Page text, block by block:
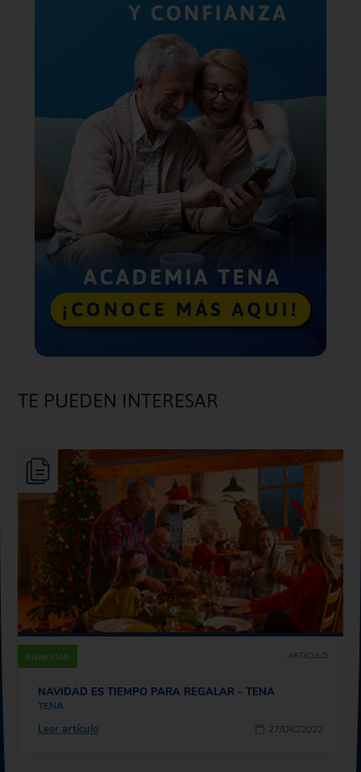
TE PUEDEN INTERESAR
BIENESTAR ARTÍCULO
NAVIDAD ES TIEMPO PARA REGALAR - TENA
TENA
27/DIC/2022
Leer artículo